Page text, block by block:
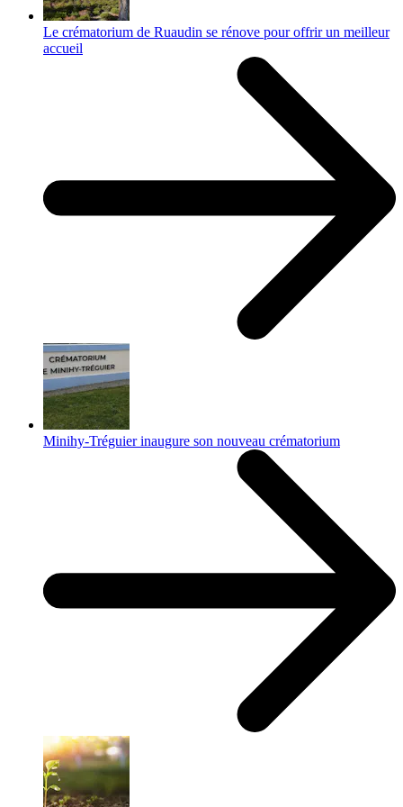
Le crématorium de Ruaudin se rénove pour offrir un meilleur
accueil
Minihy-Tréguier inaugure son nouveau crématorium